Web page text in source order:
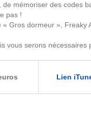
mémoriser des codes
pas !
Gros dormeur », Freaky
vous serons nécessaires
Lien